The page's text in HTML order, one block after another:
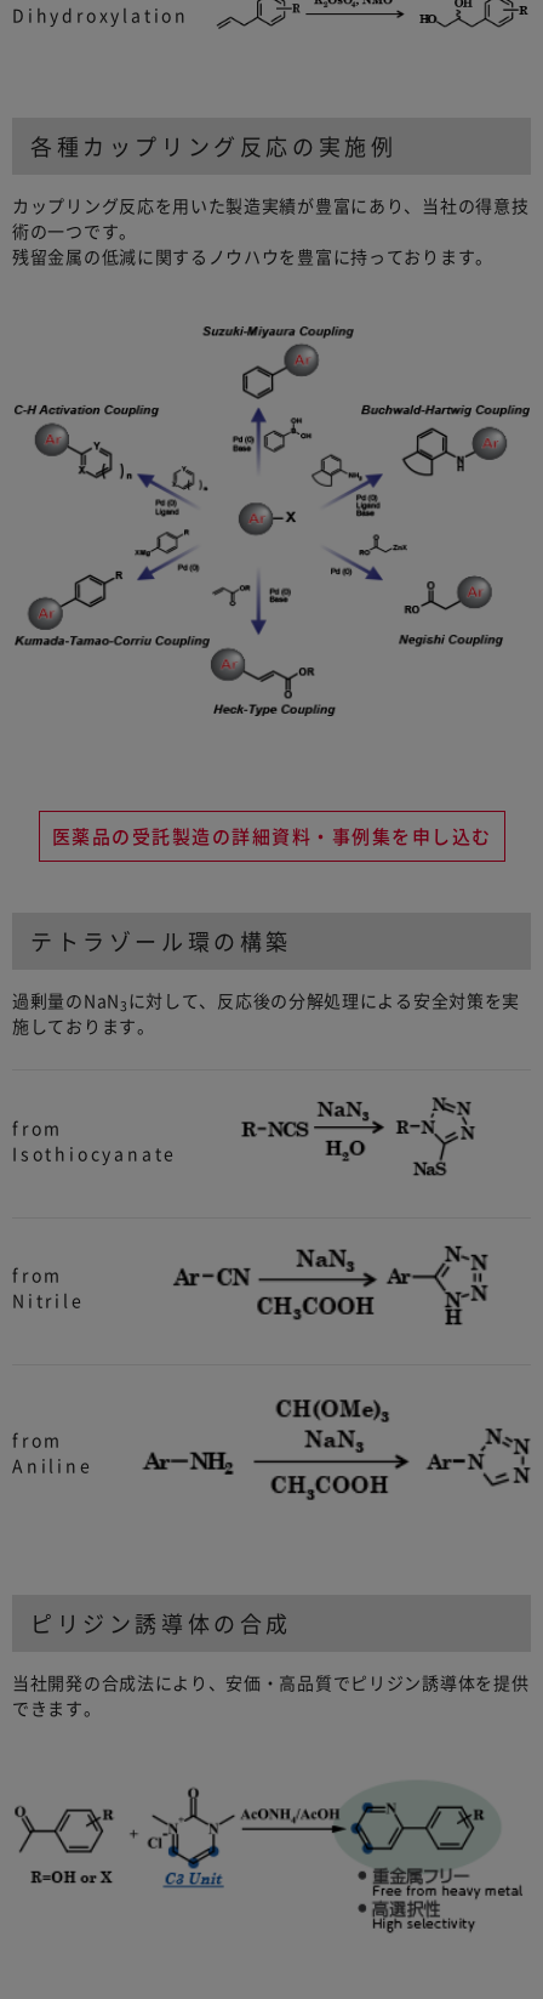
Dihydroxylation
各種カップリング反応の実施例
カップリング反応を用いた製造実績が豊富にあり、当社の得意技
術の一つです。
残留金属の低減に関するノウハウを豊富に持っております。
医薬品の受託製造の詳細資料・事例集を申し込む
テトラゾール環の構築
過剰量のNaN 3 に対して、反応後の分解処理による安全対策を実
施しております。
from
Isothiocyanate
from
Nitrile
from
Aniline
ピリジン誘導体の合成
当社開発の合成法により、安価・高品質でピリジン誘導体を提供
できます。